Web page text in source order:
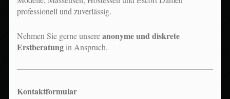
professionell und zuverlässig.
Nehmen Sie gerne unsereanonyme und diskrete
Erstberatungin Anspruch.
Kontaktformular